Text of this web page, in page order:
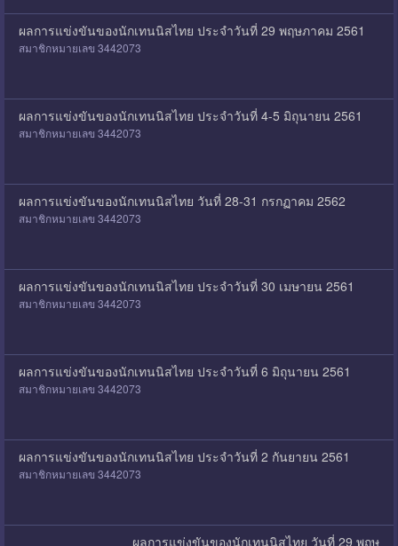
ผลการแข่งขันของนักเทนนิสไทย ประจำวันที่ 29 พฤษภาคม 2561
สมาชิกหมายเลข 3442073
ผลการแข่งขันของนักเทนนิสไทย ประจำวันที่ 4-5 มิถุนายน 2561
สมาชิกหมายเลข 3442073
ผลการแข่งขันของนักเทนนิสไทย วันที่ 28-31 กรกฏาคม 2562
สมาชิกหมายเลข 3442073
ผลการแข่งขันของนักเทนนิสไทย ประจำวันที่ 30 เมษายน 2561
สมาชิกหมายเลข 3442073
ผลการแข่งขันของนักเทนนิสไทย ประจำวันที่ 6 มิถุนายน 2561
สมาชิกหมายเลข 3442073
ผลการแข่งขันของนักเทนนิสไทย ประจำวันที่ 2 กันยายน 2561
สมาชิกหมายเลข 3442073
ผลการแข่งขันของนักเทนนิสไทย วันที่ 29 พฤษ